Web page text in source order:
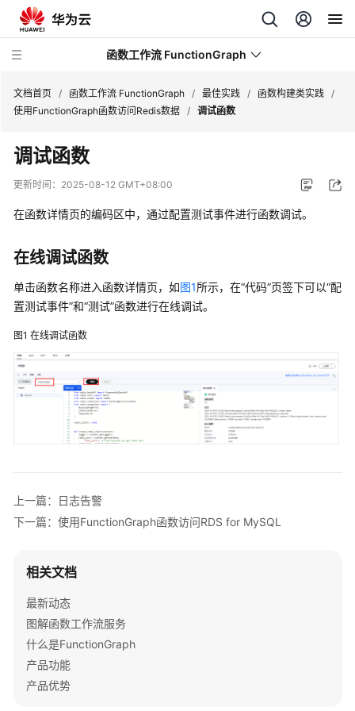
函数工作流 FunctionGraph
最
新
动
品
介
绍
费
说
明
用
户
佳
实
践
最
文档首页 / 函数工作流 FunctionGraph / 最佳实践 / 函数构建类实践 /
使用FunctionGraph函数访问Redis数据 / 调试函数
调试函数
更新时间： 2025-08-12 GMT+08:00
在函数详情页的编码区中，通过配置测试事件进行函数调试。
在线调试函数
单击函数名称进入函数详情页，如图1所示，在“代码”页签下可以“配
置测试事件”和“测试”函数进行在线调试。
图1 在线调试函数
上一篇：日志告警
下一篇：使用FunctionGraph函数访问RDS for MySQL
相关文档
最新动态
图解函数工作流服务
什么是FunctionGraph
产品功能
产品优势